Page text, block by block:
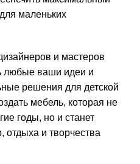
маленьких
и мастеров
любые ваши идеи и
решения для детской
мебель, которая не
годы, но и станет
и творчества